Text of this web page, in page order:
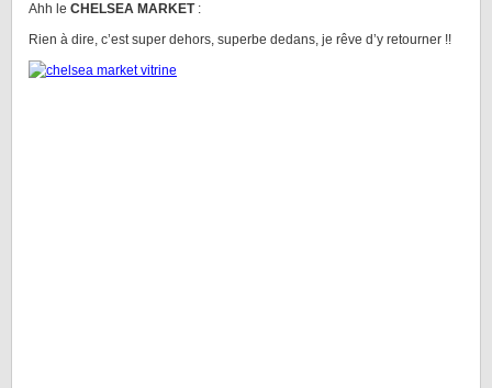
Ahh le CHELSEA MARKET:
Rien à dire, c’est super dehors, superbe dedans, je rêve d’y retourner !!